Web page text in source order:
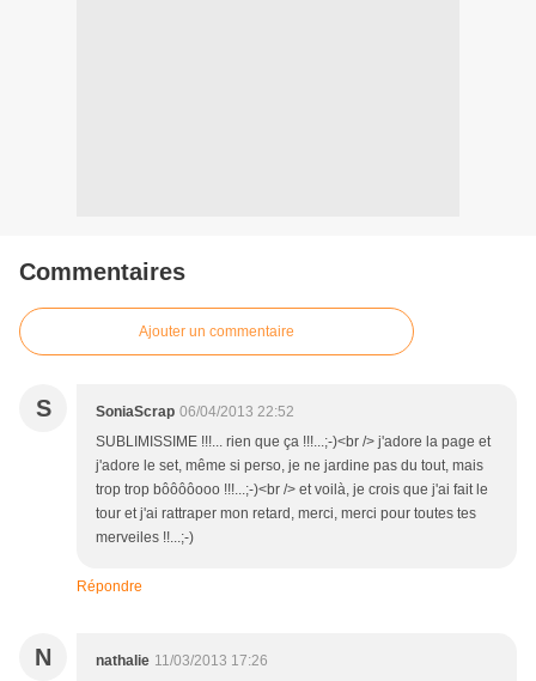
Commentaires
Ajouter un commentaire
S SoniaScrap 06/04/2013 22:52
SUBLIMISSIME !!!... rien que ça !!!...;-)<br /> j'adore la page et
j'adore le set, même si perso, je ne jardine pas du tout, mais
trop trop bôôôôooo !!!...;-)<br /> et voilà, je crois que j'ai fait le
tour et j'ai rattraper mon retard, merci, merci pour toutes tes
merveiles !!...;-)
Répondre
N nathalie 11/03/2013 17:26